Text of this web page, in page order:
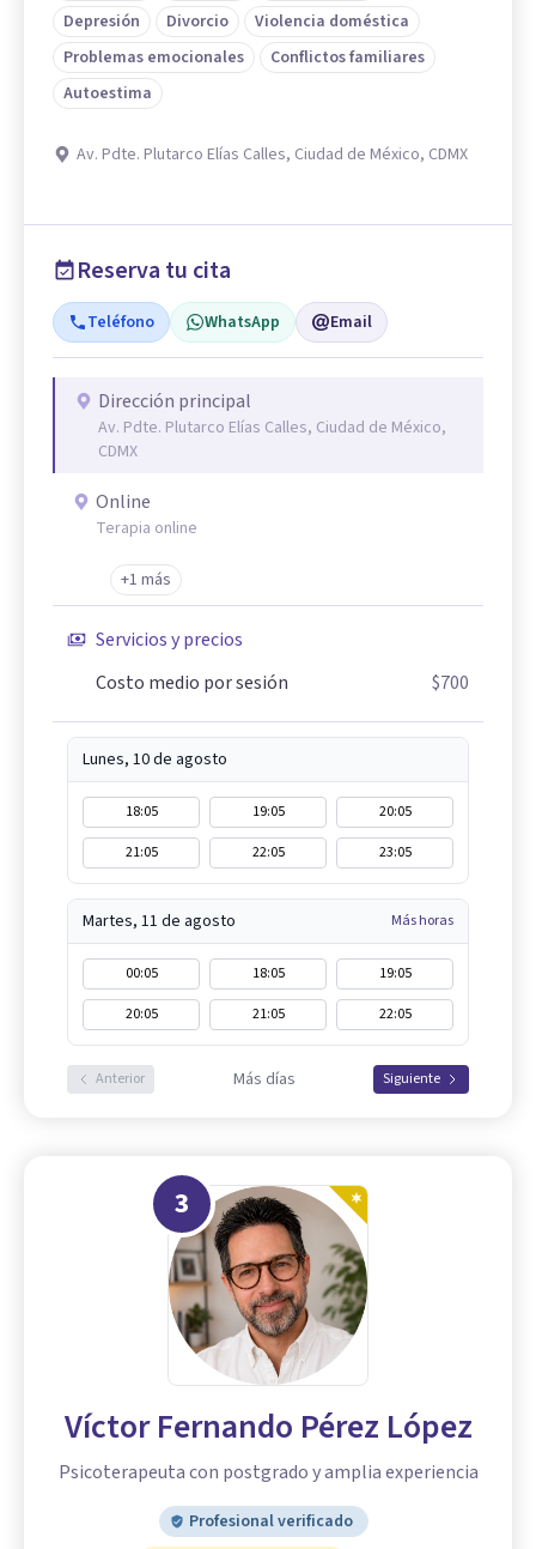
Depresión
Divorcio
Violencia doméstica
Problemas emocionales
Conflictos familiares
Autoestima
Av. Pdte. Plutarco Elías Calles, Ciudad de México, CDMX
Reserva tu cita
Teléfono WhatsApp Email
Dirección principal
Av. Pdte. Plutarco Elías Calles, Ciudad de México,
CDMX
Online
Terapia online
+1 más
Servicios y precios
Costo medio por sesión
$700
Lunes, 10 de agosto
18:05 19:05
20:05
21:05
22:05 23:05
Martes, 11 de agosto Más horas
00:05 18:05
19:05
20:05
21:05 22:05
Anterior Más días Siguiente
3
Víctor Fernando Pérez López
Psicoterapeuta con postgrado y amplia experiencia
Profesional verificado